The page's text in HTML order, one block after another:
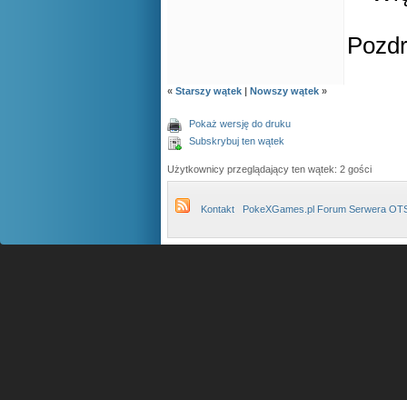
« Starszy wątek | Nowszy wątek »
Pokaż wersję do druku
Subskrybuj ten wątek
Użytkownicy przeglądający ten wątek: 2 gości
Kontakt PokeXGames.pl Forum Serwera